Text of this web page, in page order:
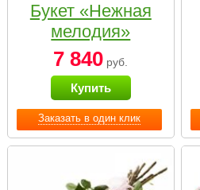
Заказать в один клик
Букет «Нежная
мелодия»
7 840 руб.
Купить